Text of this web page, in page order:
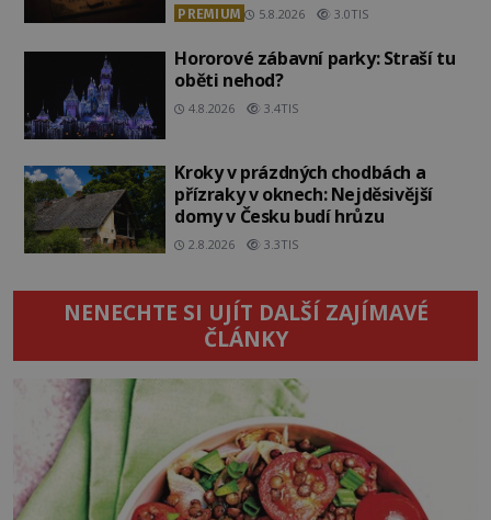
PREMIUM 5.8.2026 3.0TIS
Hororové zábavní parky: Straší tu
oběti nehod?
4.8.2026 3.4TIS
Kroky v prázdných chodbách a
přízraky v oknech: Nejděsivější
domy v Česku budí hrůzu
2.8.2026 3.3TIS
NENECHTE SI UJÍT DALŠÍ ZAJÍMAVÉ
ČLÁNKY